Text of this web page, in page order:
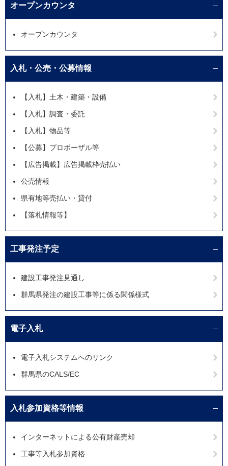
オープンカウンタ
オープンカウンタ
入札・公売・公募情報
【入札】土木・建築・設備
【入札】調査・委託
【入札】物品等
【公募】プロポーザル等
【広告掲載】広告掲載枠売払い
公売情報
県有地等売払い・貸付
【落札情報等】
工事発注予定
建設工事発注見通し
群馬県発注の建設工事等に係る関係様式
電子入札
電子入札システムへのリンク
群馬県のCALS/EC
入札参加資格等情報
インターネットによる公有財産売却
工事等入札参加資格